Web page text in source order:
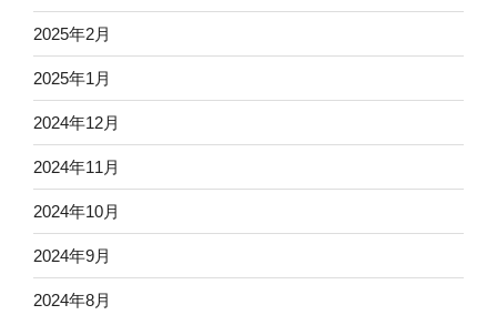
2025年2月
2025年1月
2024年12月
2024年11月
2024年10月
2024年9月
2024年8月